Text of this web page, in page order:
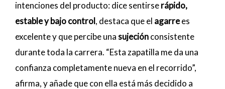
intenciones del producto: dice sentirserápido,
estable y bajo control, destaca que el agarrees
excelente y que percibe unasujeciónconsistente
durante toda la carrera. “Esta zapatilla me da una
confianza completamente nueva en el recorrido”,
afirma, y añade que con ella está más decidido a